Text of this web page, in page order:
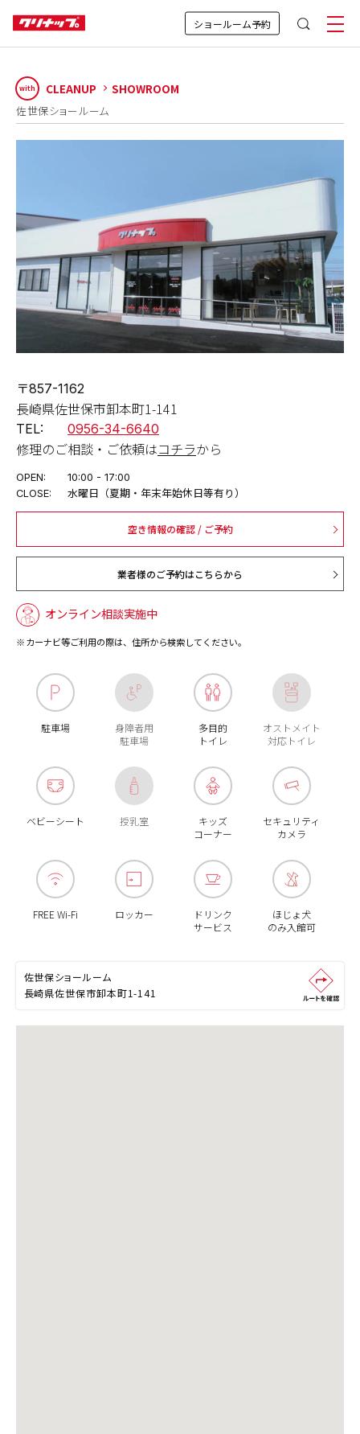
ショールーム予約
with CLEANUP SHOWROOM
佐世保ショールーム
〒857-1162
長崎県佐世保市卸本町1-141
TEL: 0956-34-6640
修理のご相談・ご依頼はコチラから
OPEN:
10:00 - 17:00
CLOSE:
水曜日（夏期・年末年始休日等有り）
空き情報の確認 / ご予約
業者様のご予約はこちらから
オンライン相談実施中
カーナビ等ご利用の際は、住所から検索してください。
駐車場
身障者用
駐車場
多目的
トイレ
オストメイト
対応トイレ
ベビーシート 授乳室
キッズ
コーナー
セキュリティ
カメラ
FREE Wi-Fi ロッカー
ドリンク
サービス
ほじょ犬
のみ入館可
佐世保ショールーム
長崎県佐世保市卸本町1-141